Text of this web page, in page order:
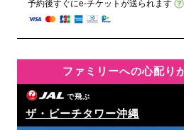
予約後すぐにe-チケットが送られます
ファミリーへの心配り
で飛ぶ
ザ・ビーチタワー沖縄